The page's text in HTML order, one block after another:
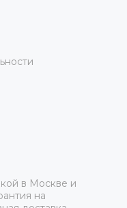
в Москве и
на